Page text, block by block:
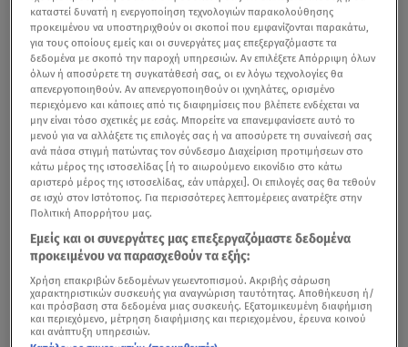
καταστεί δυνατή η ενεργοποίηση τεχνολογιών παρακολούθησης
προκειμένου να υποστηριχθούν οι σκοποί που εμφανίζονται παρακάτω,
για τους οποίους εμείς και οι συνεργάτες μας επεξεργαζόμαστε τα
δεδομένα με σκοπό την παροχή υπηρεσιών. Αν επιλέξετε Απόρριψη όλων
όλων ή αποσύρετε τη συγκατάθεσή σας, οι εν λόγω τεχνολογίες θα
απενεργοποιηθούν. Αν απενεργοποιηθούν οι ιχνηλάτες, ορισμένο
περιεχόμενο και κάποιες από τις διαφημίσεις που βλέπετε ενδέχεται να
μην είναι τόσο σχετικές με εσάς. Μπορείτε να επανεμφανίσετε αυτό το
μενού για να αλλάξετε τις επιλογές σας ή να αποσύρετε τη συναίνεσή σας
ανά πάσα στιγμή πατώντας τον σύνδεσμο Διαχείριση προτιμήσεων στο
κάτω μέρος της ιστοσελίδας [ή το αιωρούμενο εικονίδιο στο κάτω
αριστερό μέρος της ιστοσελίδας, εάν υπάρχει]. Οι επιλογές σας θα τεθούν
σε ισχύ στον Ιστότοπος. Για περισσότερες λεπτομέρειες ανατρέξτε στην
Πολιτική Απορρήτου μας.
Εμείς και οι συνεργάτες μας επεξεργαζόμαστε δεδομένα
προκειμένου να παρασχεθούν τα εξής:
Χρήση επακριβών δεδομένων γεωεντοπισμού. Ακριβής σάρωση
χαρακτηριστικών συσκευής για αναγνώριση ταυτότητας. Αποθήκευση ή/
και πρόσβαση στα δεδομένα μιας συσκευής. Εξατομικευμένη διαφήμιση
και περιεχόμενο, μέτρηση διαφήμισης και περιεχομένου, έρευνα κοινού
και ανάπτυξη υπηρεσιών.